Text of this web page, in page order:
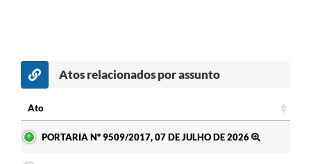
Atos relacionados por assunto
Ato
PORTARIA Nº 9509/2017, 07 DE JULHO DE 2026